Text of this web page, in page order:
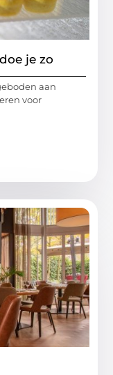
je zo
aan
voor